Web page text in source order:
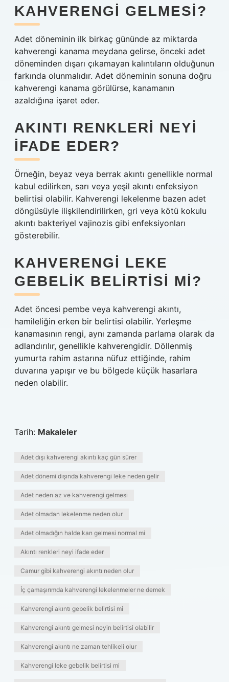
KAHVERENGI GELMESI?
Adet döneminin ilk birkaç gününde az miktarda
kahverengi kanama meydana gelirse, önceki adet
döneminden dışarı çıkamayan kalıntıların olduğunun
farkında olunmalıdır. Adet döneminin sonuna doğru
kahverengi kanama görülürse, kanamanın
azaldığına işaret eder.
AKINTI RENKLERI NEYI
IFADE EDER?
Örneğin, beyaz veya berrak akıntı genellikle normal
kabul edilirken, sarı veya yeşil akıntı enfeksiyon
belirtisi olabilir. Kahverengi lekelenme bazen adet
döngüsüyle ilişkilendirilirken, gri veya kötü kokulu
akıntı bakteriyel vajinozis gibi enfeksiyonları
gösterebilir.
KAHVERENGI LEKE
GEBELIK BELIRTISI MI?
Adet öncesi pembe veya kahverengi akıntı,
hamileliğin erken bir belirtisi olabilir. Yerleşme
kanamasının rengi, aynı zamanda parlama olarak da
adlandırılır, genellikle kahverengidir. Döllenmiş
yumurta rahim astarına nüfuz ettiğinde, rahim
duvarına yapışır ve bu bölgede küçük hasarlara
neden olabilir.
Tarih: Makaleler
Adet dışı kahverengi akıntı kaç gün sürer
Adet dönemi dışında kahverengi leke neden gelir
Adet neden az ve kahverengi gelmesi
Adet olmadan lekelenme neden olur
Adet olmadığın halde kan gelmesi normal mi
Akıntı renkleri neyi ifade eder
Camur gibi kahverengi akıntı neden olur
İç çamaşırımda kahverengi lekelenmeler ne demek
Kahverengi akıntı gebelik belirtisi mi
Kahverengi akıntı gelmesi neyin belirtisi olabilir
Kahverengi akıntı ne zaman tehlikeli olur
Kahverengi leke gebelik belirtisi mi